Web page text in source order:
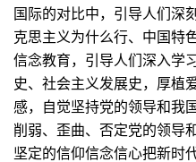
国际的对比中，引导人们深
克思主义为什么行、中国特
信念教育，引导人们深入学
史、社会主义发展史，厚植
感，自觉坚持党的领导和我
削弱、歪曲、否定党的领导
坚定的信仰信念信心把新时